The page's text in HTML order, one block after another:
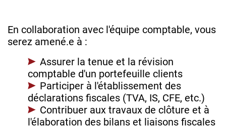
En collaboration avec l'équipe comptable, vous
serez amené.e à :
Assurer la tenue et la révision
comptable d'un portefeuille clients
Participer à l'établissement des
déclarations fiscales (TVA, IS, CFE, etc.)
Contribuer aux travaux de clôture et à
l'élaboration des bilans et liaisons fiscales